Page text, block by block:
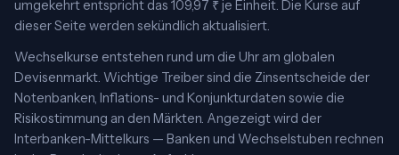
umgekehrt entspricht das 109,97 ₹ je Einheit. Die Kurse auf
dieser Seite werden sekündlich aktualisiert.
Wechselkurse entstehen rund um die Uhr am globalen
Devisenmarkt. Wichtige Treiber sind die Zinsentscheide der
Notenbanken, Inflations- und Konjunkturdaten sowie die
Risikostimmung an den Märkten. Angezeigt wird der
Interbanken-Mittelkurs — Banken und Wechselstuben rechnen